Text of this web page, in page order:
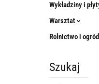
Wykładziny i
Warsztat
Rolnictwo i ogród
Szukaj